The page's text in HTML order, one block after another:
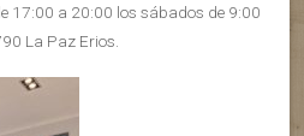
17:00 a 20:00 los sábados de 9:00
La Paz Erios.